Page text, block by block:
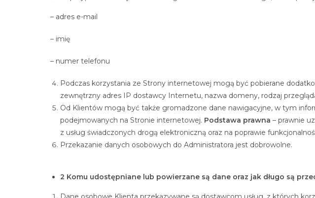
– adres e-mail
– imię
– numer telefonu
Podczas korzystania ze Strony internetowej mogą być pobierane
zewnętrzny adres IP dostawcy Internetu, nazwa domeny, rodzaj
Od Klientów mogą być także gromadzone dane nawigacyjne, w tym
podejmowanych na Stronie internetowej. Podstawa prawna – prawnie
z usług świadczonych drogą elektroniczną oraz na poprawie
Przekazanie danych osobowych do Administratora jest dobrowolne.
2 Komu udostępniane lub powierzane są dane oraz jak długo są